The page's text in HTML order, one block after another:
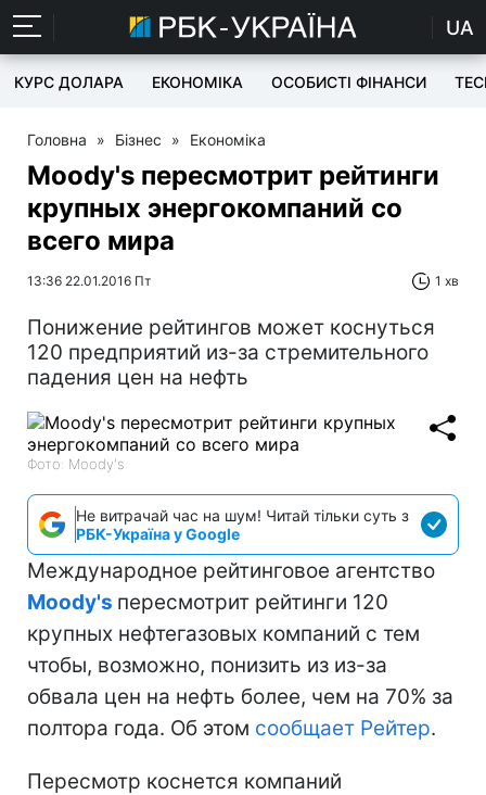
UA
КУРС ДОЛАРА ЕКОНОМІКА ОСОБИСТІ ФІНАНСИ
Головна » Бізнес » Економіка
Moody's пересмотрит рейтинги
крупных энергокомпаний со
всего мира
13:36 22.01.2016 Пт 1 хв
Понижение рейтингов может коснуться
120 предприятий из-за стремительного
падения цен на нефть
Фото: Moody's
Не витрачай час на шум! Читай тільки суть з
РБК-Україна у Google
Международное рейтинговое агентство
Moody's пересмотрит рейтинги 120
крупных нефтегазовых компаний с тем
чтобы, возможно, понизить из из-за
обвала цен на нефть более, чем на 70% за
полтора года. Об этом сообщает Рейтер.
Пересмотр коснется компаний